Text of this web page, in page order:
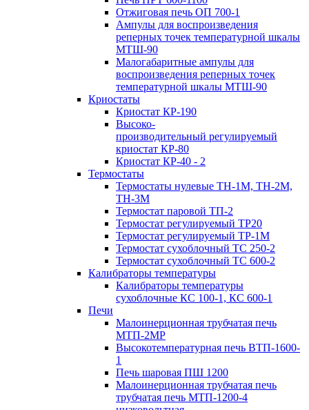
Отжиговая печь ОП 700-1
Ампулы для воспроизведения
реперных точек температурной шкалы
МТШ-90
Малогабаритные ампулы для
воспроизведения реперных точек
температурной шкалы МТШ-90
Криостаты
Криостат КР-190
Высоко-
производительный регулируемый
криостат КР-80
Криостат КР-40 - 2
Термостаты
Термостаты нулевые ТН-1М, ТН-2М,
ТН-3М
Термостат паровой ТП-2
Термостат регулируемый ТР20
Термостат регулируемый ТР-1М
Термостат сухоблочный ТС 250-2
Термостат сухоблочный ТС 600-2
Калибраторы температуры
Калибраторы температуры
сухоблочные КС 100-1, КС 600-1
Печи
Малоинерционная трубчатая печь
МТП-2МР
Высокотемпературная печь ВТП-1600-
1
Печь шаровая ПШ 1200
Малоинерционная трубчатая печь
трубчатая печь МТП-1200-4